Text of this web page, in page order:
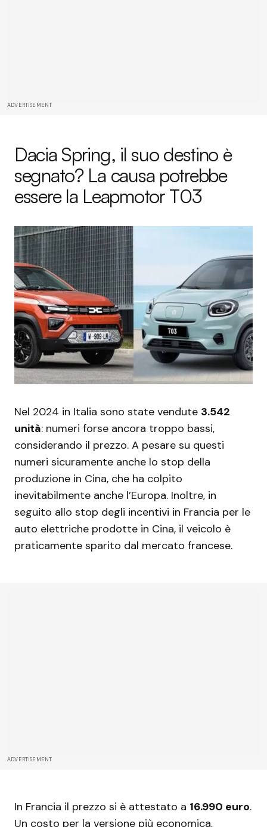
ADVERTISEMENT
Dacia Spring, il suo destino è
segnato? La causa potrebbe
essere la Leapmotor T03
Nel 2024 in Italia sono state vendute 3.542
unità: numeri forse ancora troppo bassi,
considerando il prezzo. A pesare su questi
numeri sicuramente anche lo stop della
produzione in Cina, che ha colpito
inevitabilmente anche l’Europa. Inoltre, in
seguito allo stop degli incentivi in Francia per le
auto elettriche prodotte in Cina, il veicolo è
praticamente sparito dal mercato francese.
ADVERTISEMENT
In Francia il prezzo si è attestato a 16.990 euro.
Un costo per la versione più economica,